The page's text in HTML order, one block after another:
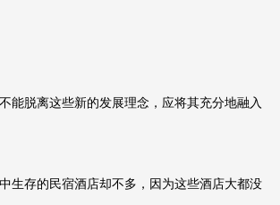
能脱离这些新的发展理念，应将其充分地融入
生存的民宿酒店却不多，因为这些酒店大都没